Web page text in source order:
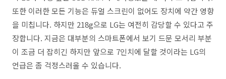
또한 이러한 모든 기능은 듀얼 스크린이 없어도 장치에 약간 영향
을 미칩니다. 하지만 218g으로 LG는 여전히 감당할 수 있다고 주
장합니다. 지금은 대부분의 스마트폰에서 보기 드문 모서리 부분
이 조금 더 잡히긴 하지만 앞으로 7인치에 달할 것이라는 LG의
언급은 좀 걱정스러울 수 있습니다.